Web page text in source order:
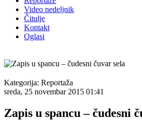
Video nedeljnik
Čitulje
Kontakt
Oglasi
Kategorija: Reportaža
sreda, 25 novembar 2015 01:41
Zapis u spancu – čudesni